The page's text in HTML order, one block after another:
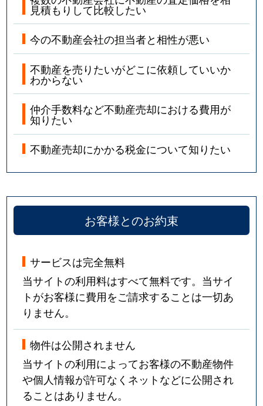
見積もりして比較したい
今の不動産会社の担当者と相性が悪い
不動産を売りたいがどこに依頼していいか
わからない
仲介手数料など不動産売却における費用が
知りたい
不動産売却にかかる税金について知りたい
お客様とのお約束
サービスは完全無料
当サイトの利用料はすべて無料です。当サイ
トがお客様に費用をご請求することは一切あ
りません。
物件は公開されません
当サイトの利用によってお客様の不動産物件
や個人情報が許可なくネットなどに公開され
ることはありません。